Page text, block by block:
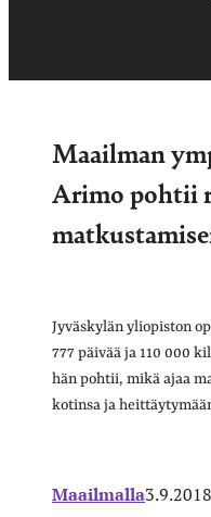
Maailman
Arimo pohtii
Jyväskylän yliopiston
777 päivää ja 110 000
hän pohtii, mikä ajaa
kotinsa ja
Maailmalla3.9.2018